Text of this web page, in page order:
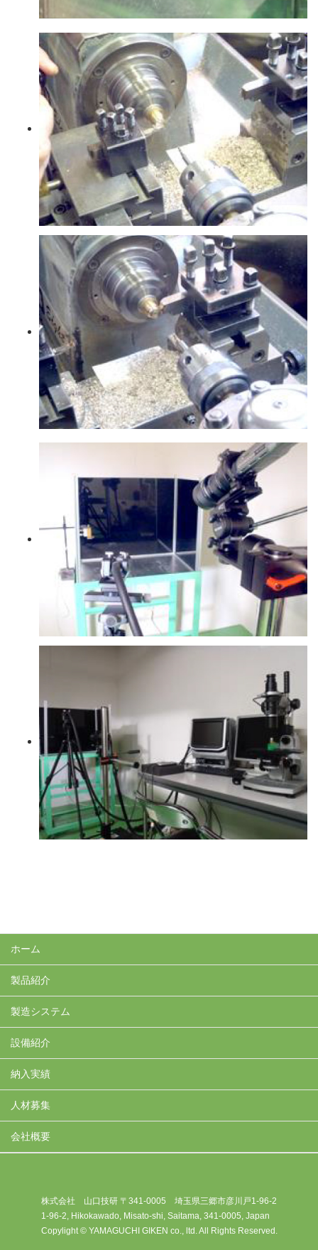
ホーム
製品紹介
製造システム
設備紹介
納入実績
人材募集
会社概要
株式会社 山口技研 〒341-0005 埼玉県三郷市彦川戸1-96-2
1-96-2, Hikokawado, Misato-shi, Saitama, 341-0005, Japan
Copylight © YAMAGUCHI GIKEN co., ltd. All Rights Reserved.